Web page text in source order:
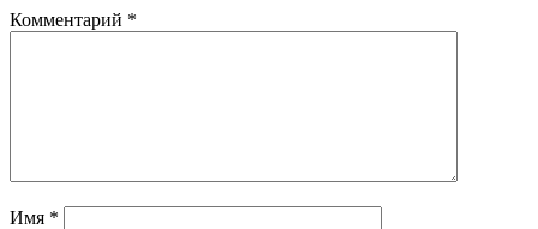
Комментарий *
Имя *